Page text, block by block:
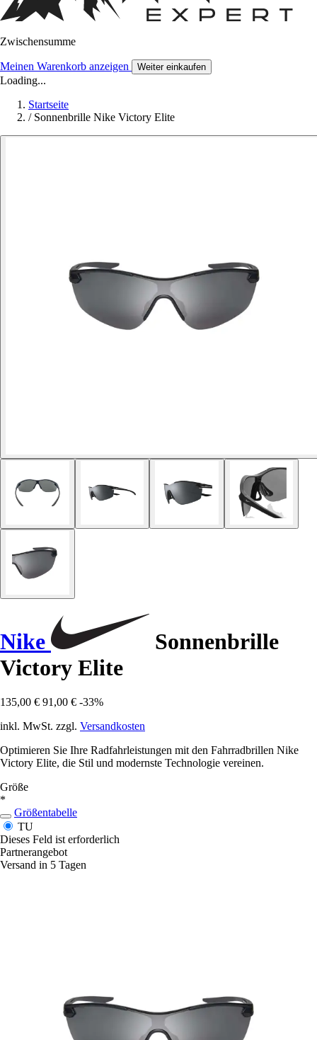
Zwischensumme
Meinen Warenkorb anzeigen Weiter einkaufen
Loading...
Startseite
/ Sonnenbrille Nike Victory Elite
Nike
Sonnenbrille
Victory Elite
135,00 € 91,00 € -33%
inkl. MwSt. zzgl. Versandkosten
Optimieren Sie Ihre Radfahrleistungen mit den Fahrradbrillen Nike
Victory Elite, die Stil und modernste Technologie vereinen.
Größe
*
Größentabelle
TU
Dieses Feld ist erforderlich
Partnerangebot
Versand in 5 Tagen